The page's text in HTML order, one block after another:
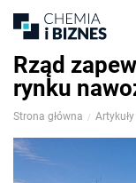
Rząd
rynku
Strona główna Artykuły